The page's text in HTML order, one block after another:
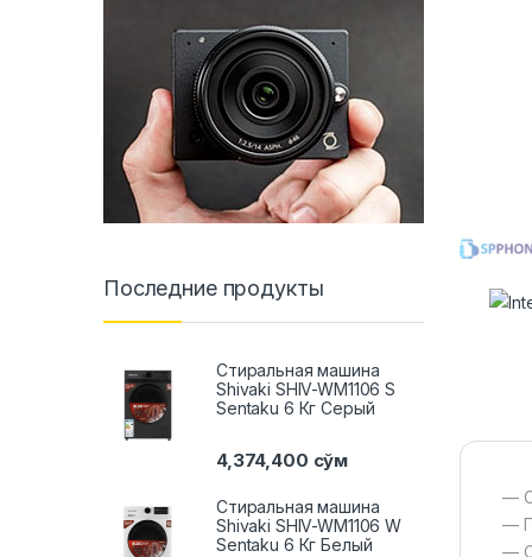
—
—
—
Последние продукты
Стиральная машина
Shivaki SHIV-WM1106 S
Sentaku 6 Кг Серый
4,374,400 сўм
Стиральная машина
Shivaki SHIV-WM1106 W
Sentaku 6 Кг Белый